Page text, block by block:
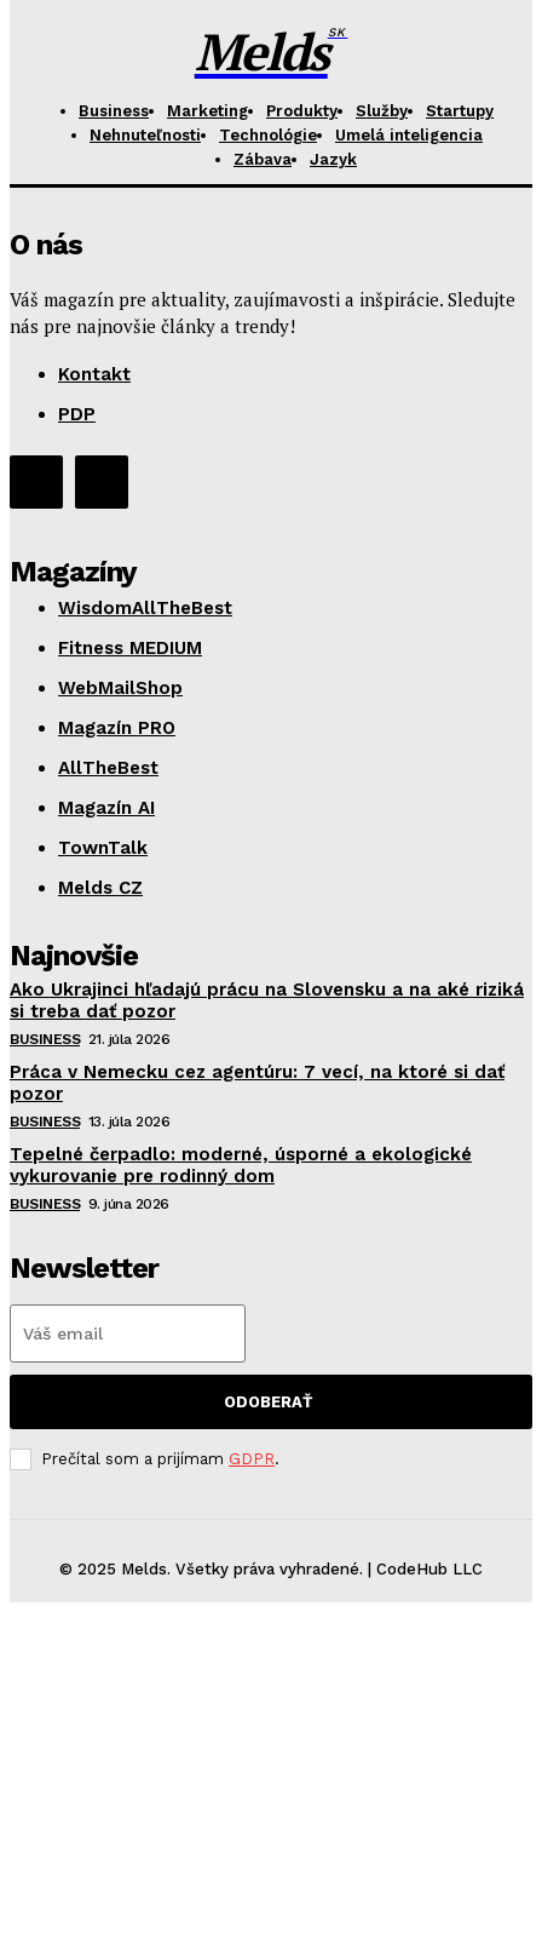
MeldsSK
Business Marketing Produkty Služby
Startupy
Nehnuteľnosti
Technológie
Umelá inteligencia
Zábava
Jazyk
O nás
Váš magazín pre aktuality, zaujímavosti a inšpirácie. Sledujte
nás pre najnovšie články a trendy!
Kontakt
PDP
Magazíny
WisdomAllTheBest
Fitness MEDIUM
WebMailShop
Magazín PRO
AllTheBest
Magazín AI
TownTalk
Melds CZ
Najnovšie
Ako Ukrajinci hľadajú prácu na Slovensku a na aké riziká
si treba dať pozor
BUSINESS 21. júla 2026
Práca v Nemecku cez agentúru: 7 vecí, na ktoré si dať
pozor
BUSINESS 13. júla 2026
Tepelné čerpadlo: moderné, úsporné a ekologické
vykurovanie pre rodinný dom
BUSINESS 9. júna 2026
Newsletter
ODOBERAŤ
Prečítal som a prijímam GDPR.
© 2025 Melds. Všetky práva vyhradené. | CodeHub LLC